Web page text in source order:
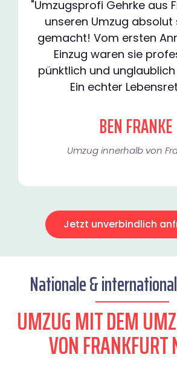
"Umzugsprofi Gehrke aus
unseren Umzug
gemacht! Vom ersten
Einzug waren sie
pünktlich und
Ein echter
BEN FRANKE
Umzug innerhalb von
Jetzt unverbindlich
Nationale &
UMZUG MIT DEM
VON FRANKFURT